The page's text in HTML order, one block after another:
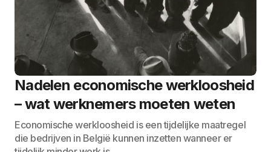
Nadelen economische werkloosheid
– wat werknemers moeten weten
Economische werkloosheid is een tijdelijke maatregel
die bedrijven in België kunnen inzetten wanneer er